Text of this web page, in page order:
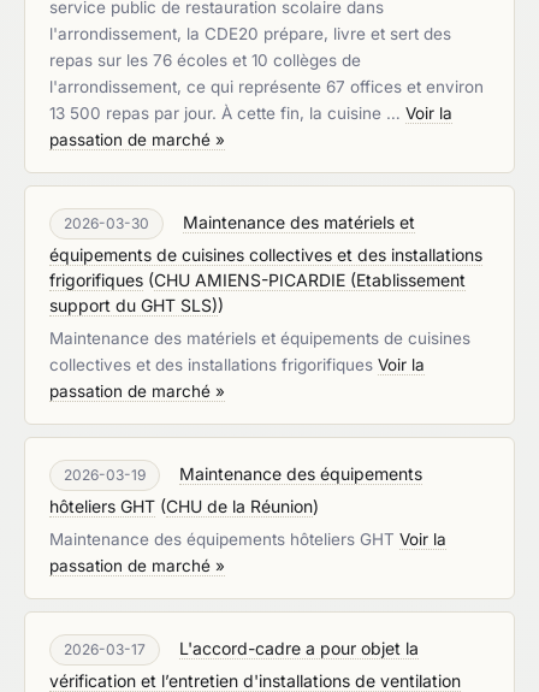
service public de restauration scolaire dans
l'arrondissement, la CDE20 prépare, livre et sert des
repas sur les 76 écoles et 10 collèges de
l'arrondissement, ce qui représente 67 offices et environ
13 500 repas par jour. À cette fin, la cuisine … Voir la
passation de marché »
2026-03-30
Maintenance des matériels et
équipements de cuisines collectives et des installations
frigorifiques (CHU AMIENS-PICARDIE (Etablissement
support du GHT SLS))
Maintenance des matériels et équipements de cuisines
collectives et des installations frigorifiques Voir la
passation de marché »
2026-03-19
Maintenance des équipements
hôteliers GHT (CHU de la Réunion)
Maintenance des équipements hôteliers GHT Voir la
passation de marché »
2026-03-17
L'accord-cadre a pour objet la
vérification et l’entretien d'installations de ventilation